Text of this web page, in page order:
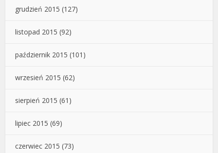
grudzień 2015 (127)
listopad 2015 (92)
październik 2015 (101)
wrzesień 2015 (62)
sierpień 2015 (61)
lipiec 2015 (69)
czerwiec 2015 (73)